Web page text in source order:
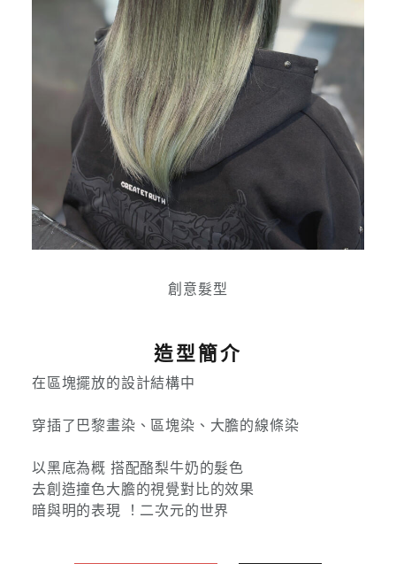
創意髮型
造型簡介
在區塊擺放的設計結構中
穿插了巴黎畫染、區塊染、大膽的線條染
以黑底為概 搭配酪梨牛奶的髮色
去創造撞色大膽的視覺對比的效果
暗與明的表現 ！二次元的世界